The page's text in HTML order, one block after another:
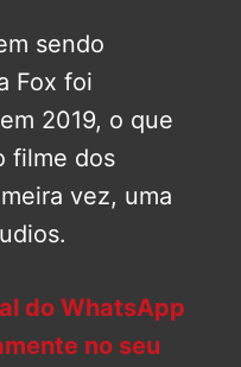
sendo
Fox foi
2019, o que
filme dos
vez, uma
do WhatsApp
no seu